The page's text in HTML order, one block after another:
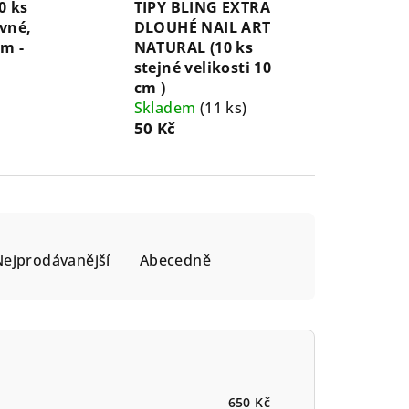
ks
-
TIPY BLING EXTRA
DLOUHÉ NAIL ART
NATURAL (10 ks
stejné velikosti 10
cm )
Skladem (11 ks)
50 Kč
Abecedně
650 Kč